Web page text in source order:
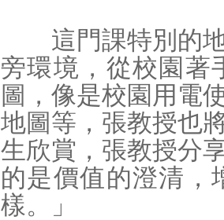
這門課特別的地
旁環境，從校園著
圖，像是校園用電
地圖等，張教授也
生欣賞，張教授分
的是價值的澄清，
樣。」